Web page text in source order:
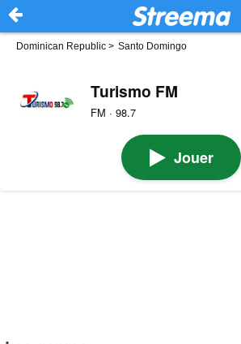
Dominican Republic > Santo Domingo
Turismo FM
FM · 98.7
Jouer